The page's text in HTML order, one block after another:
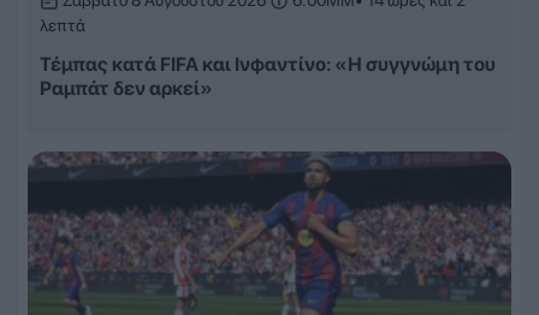
λεπτά
Τέμπας κατά FIFA και Ινφαντίνο: «Η συγγνώμη του
Ραμπάτ δεν αρκεί»